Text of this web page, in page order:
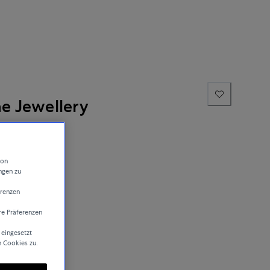
Jewellery
zu
Präferenzen
zu.